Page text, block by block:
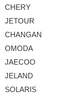
CHERY
JETOUR
CHANGAN
OMODA
JAECOO
JELAND
SOLARIS